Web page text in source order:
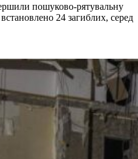
пошуково-рятувальну
24 загиблих, серед